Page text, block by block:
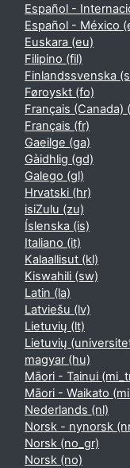
Español -
Español - México
Euskara ‎(eu)‎
Filipino ‎(fil)‎
Finlandssvenska
Føroyskt ‎(fo)‎
Français (Canada)
Français ‎(fr)‎
Gaeilge ‎(ga)‎
Gàidhlig ‎(gd)‎
Galego ‎(gl)‎
Hrvatski ‎(hr)‎
isiZulu ‎(zu)‎
Íslenska ‎(is)‎
Italiano ‎(it)‎
Kalaallisut ‎(kl)‎
Kiswahili ‎(sw)‎
Latin ‎(la)‎
Latviešu ‎(lv)‎
Lietuvių ‎(lt)‎
Lietuvių
magyar ‎(hu)‎
Māori - Tainui
Māori - Waikato
Nederlands ‎(nl)‎
Norsk - nynorsk
Norsk ‎(no_gr)‎
Norsk ‎(no)‎